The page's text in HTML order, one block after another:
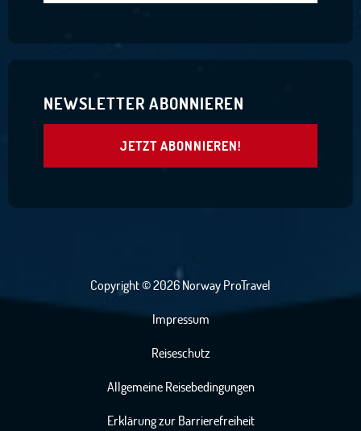
NEWSLETTER ABONNIEREN
JETZT ABONNIEREN!
Copyright © 2026 Norway ProTravel
Impressum
Reiseschutz
Allgemeine Reisebedingungen
Erklärung zur Barrierefreiheit